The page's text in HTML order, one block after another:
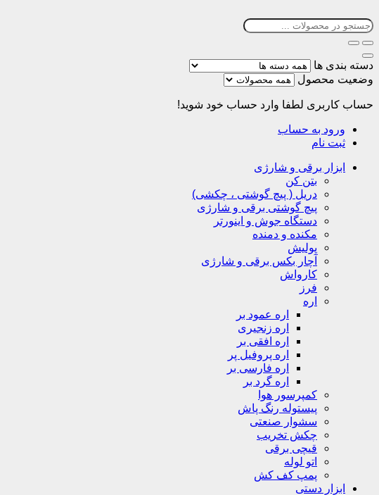
دسته بندی ها
وضعیت محصول
حساب کاربری لطفا وارد حساب خود شوید!
ورود به حساب
ثبت نام
ابزار برقی و شارژی
بتن کن
دریل ( پیچ گوشتی ، چکشی)
پیچ گوشتی برقی و شارژی
دستگاه جوش و اینورتر
مکنده و دمنده
پولیش
آچار بکس برقی و شارژی
کارواش
فرز
اره
اره عمود بر
اره زنجیری
اره افقی بر
اره پروفیل پر
اره فارسی بر
اره گرد بر
کمپرسور هوا
پیستوله رنگ پاش
سشوار صنعتی
چکش تخریب
قیچی برقی
اتو لوله
پمپ کف کش
ابزار دستی